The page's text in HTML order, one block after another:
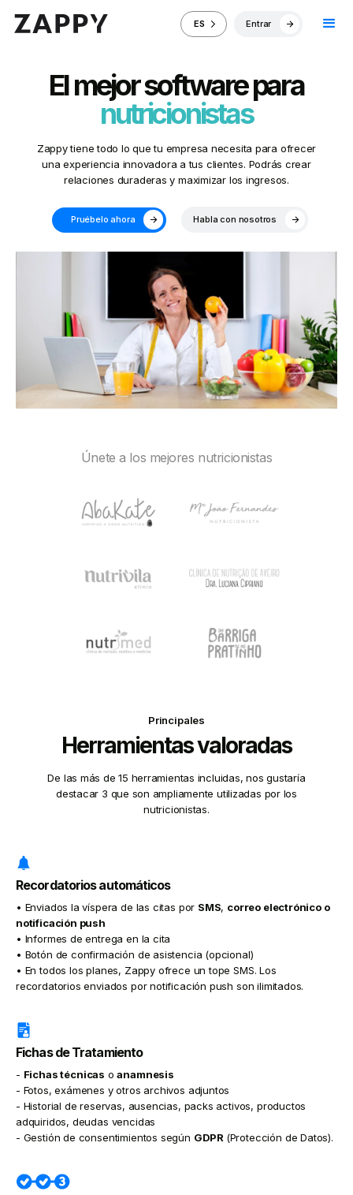
ES Entrar
El mejor software para
nutricionistas
Zappy tiene todo lo que tu empresa necesita para ofrecer
una experiencia innovadora a tus clientes. Podrás crear
relaciones duraderas y maximizar los ingresos.
Pruébelo ahora Habla con nosotros
Únete a los mejores nutricionistas
Principales
Herramientas valoradas
De las más de 15 herramientas incluidas, nos gustaría
destacar 3 que son ampliamente utilizadas por los
nutricionistas.
Recordatorios automáticos
• Enviados la víspera de las citas por SMS, correo electrónico o
notificación push
• Informes de entrega en la cita
• Botón de confirmación de asistencia (opcional)
• En todos los planes, Zappy ofrece un tope SMS. Los
recordatorios enviados por notificación push son ilimitados.
Fichas de Tratamiento
- Fichas técnicas oanamnesis
- Fotos, exámenes y otros archivos adjuntos
- Historial de reservas, ausencias, packs activos, productos
adquiridos, deudas vencidas
- Gestión de consentimientos según GDPR (Protección de Datos).